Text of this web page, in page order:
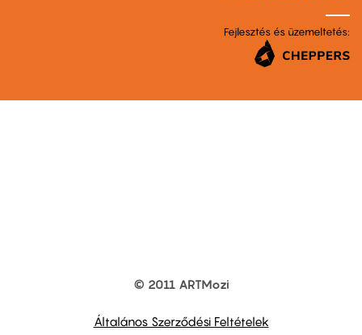
Fejlesztés és üzemeltetés:
© 2011 ARTMozi
Általános Szerződési Feltételek